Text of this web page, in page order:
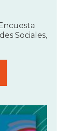
Sociales,